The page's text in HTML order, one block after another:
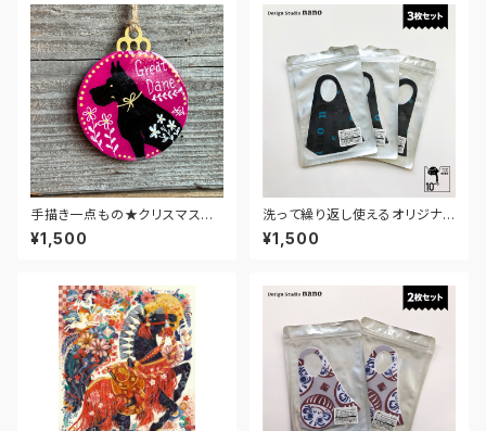
手描き一点もの★クリスマスオ
ーナメント★グレートデン・ワイ
ン
¥1,500
洗って繰り返し使えるオリジナル
マスク nanoロゴ【3枚セット】
¥1,500